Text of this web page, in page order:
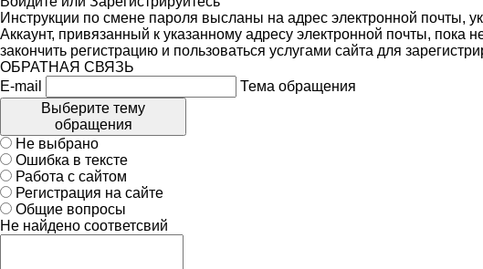
Инструкции по смене пароля высланы на адрес электронной почты,
Аккаунт, привязанный к указанному адресу электронной почты,
закончить регистрацию и пользоваться услугами сайта для
ОБРАТНАЯ СВЯЗЬ
E-mail
Тема обращения
Выберите тему
обращения
Не выбрано
Ошибка в тексте
Работа с сайтом
Регистрация на сайте
Общие вопросы
Не найдено соответсвий